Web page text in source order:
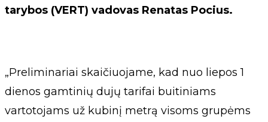
tarybos (VERT) vadovas Renatas Pocius.
„Preliminariai skaičiuojame, kad nuo liepos 1
dienos gamtinių dujų tarifai buitiniams
vartotojams už kubinį metrą visoms grupėms